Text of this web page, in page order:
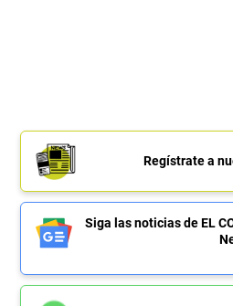
Regístrate a
Siga las noticias de EL